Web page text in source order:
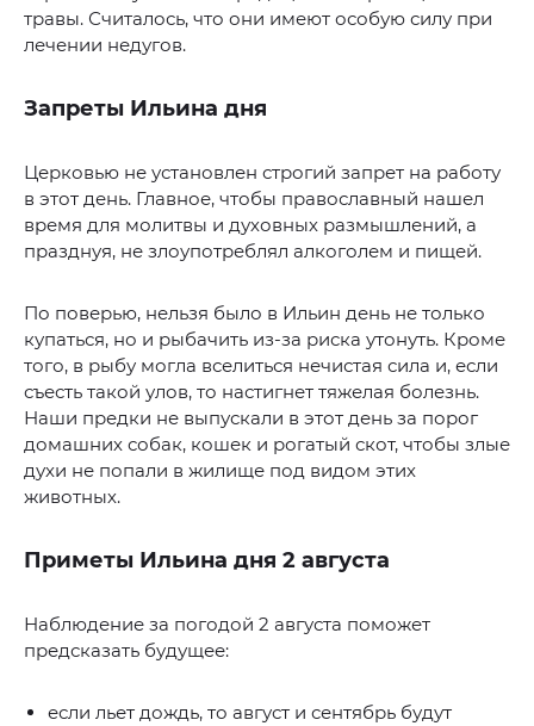
травы. Считалось, что они имеют особую силу при
лечении недугов.
Запреты Ильина дня
Церковью не установлен строгий запрет на работу
в этот день. Главное, чтобы православный нашел
время для молитвы и духовных размышлений, а
празднуя, не злоупотреблял алкоголем и пищей.
По поверью, нельзя было в Ильин день не только
купаться, но и рыбачить из-за риска утонуть. Кроме
того, в рыбу могла вселиться нечистая сила и, если
съесть такой улов, то настигнет тяжелая болезнь.
Наши предки не выпускали в этот день за порог
домашних собак, кошек и рогатый скот, чтобы злые
духи не попали в жилище под видом этих
животных.
Приметы Ильина дня 2 августа
Наблюдение за погодой 2 августа поможет
предсказать будущее:
если льет дождь, то август и сентябрь будут